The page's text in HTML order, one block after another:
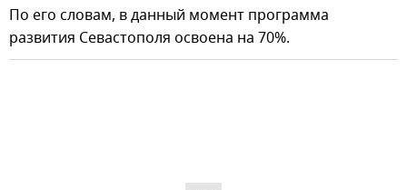
По его словам, в данный момент программа
развития Севастополя освоена на 70%.